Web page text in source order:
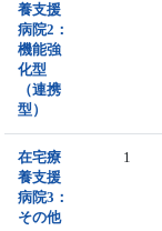
養支援
病院2：
機能強
化型
（連携
型）
在宅療
養支援
病院3：
その他
1